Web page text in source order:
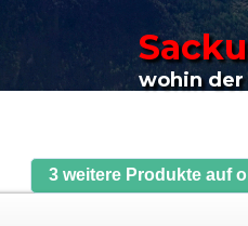
wohin
3 weitere Produkte auf